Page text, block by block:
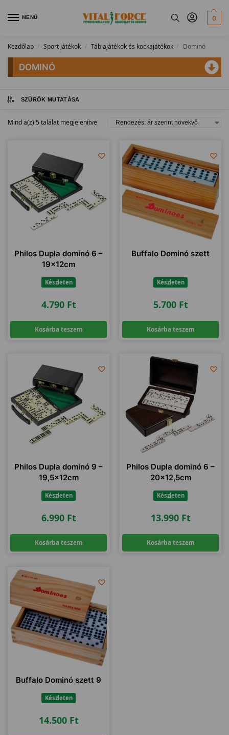
MENÜ 0
Kezdőlap / Sport játékok / Táblajátékok és kockajátékok / Dominó
DOMINÓ
SZŰRŐK MUTATÁSA
Mind a(z) 5 találat megjelenítve
Philos Dupla dominó 6 –
19x12cm
Készleten
4.790 Ft
Kosárba teszem
Buffalo Dominó szett
Készleten
5.700 Ft
Kosárba teszem
Philos Dupla dominó 9 –
19,5x12cm
Készleten
6.990 Ft
Kosárba teszem
Philos Dupla dominó 6 –
20×12,5cm
Készleten
13.990 Ft
Kosárba teszem
Buffalo Dominó szett 9
Készleten
14.500 Ft